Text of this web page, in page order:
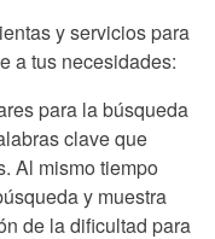
y servicios para
a tus necesidades:
para la búsqueda
clave que
Al mismo tiempo
y muestra
de la dificultad para